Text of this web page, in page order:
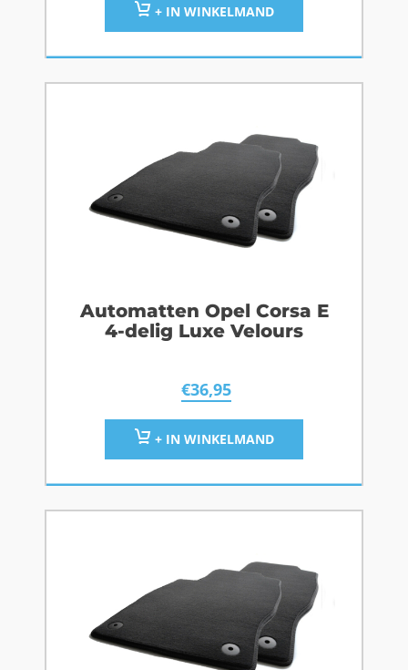
+ IN WINKELMAND
Automatten Opel Corsa E
4-delig Luxe Velours
€36,95
+ IN WINKELMAND